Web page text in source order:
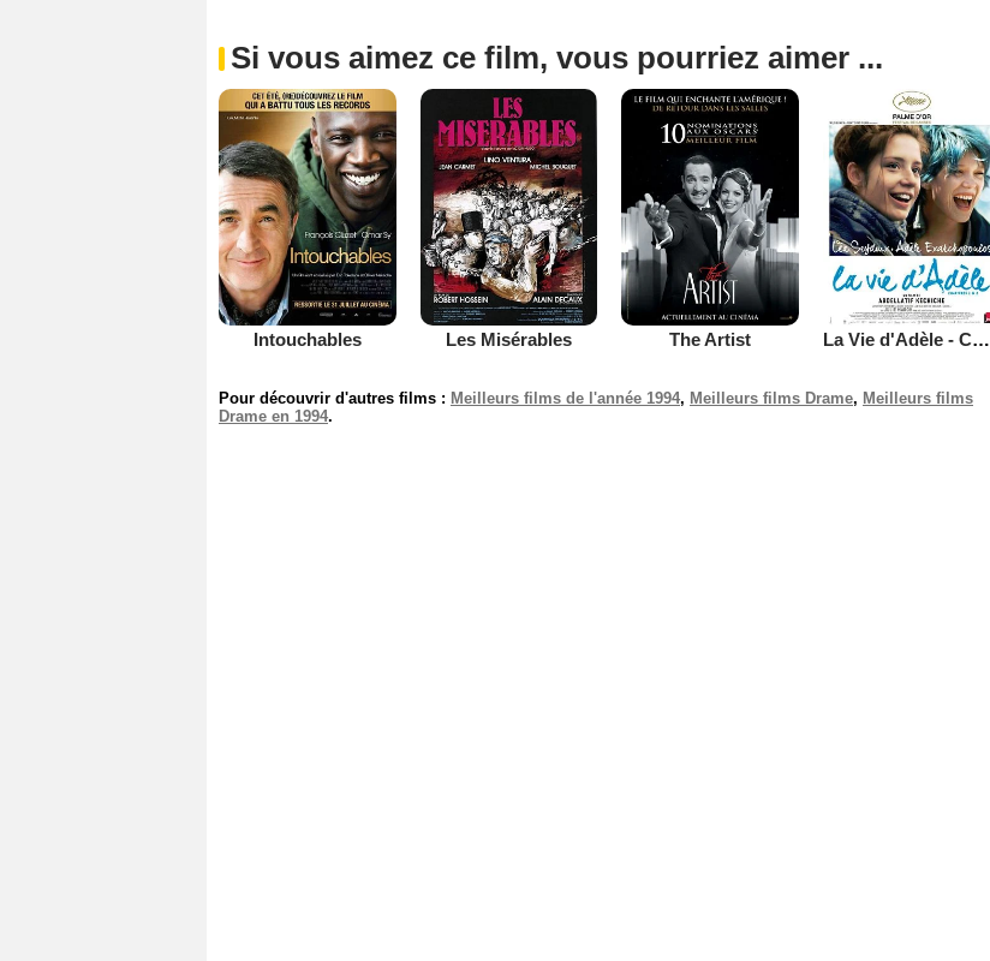
Si vous aimez ce film, vous pourriez aimer ...
Intouchables Les Misérables The Artist La Vie d'Adèle - Chapitres 1 et 2
Pour découvrir d'autres films : Meilleurs films de l'année 1994, Meilleurs films Drame, Meilleurs films
Drame en 1994.